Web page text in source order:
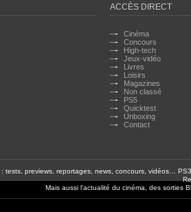
ACCÈS DIRECT
Cinéma
Concours
High-tech
Jeux-vidéo
Livres
Loisirs
Magazines
Non classé
PS5
Quicktest
Unboxing
Contact
tests, previews, reportages, news, concours, vidéos…
Mais aussi l'actualité du cinéma, des sorties